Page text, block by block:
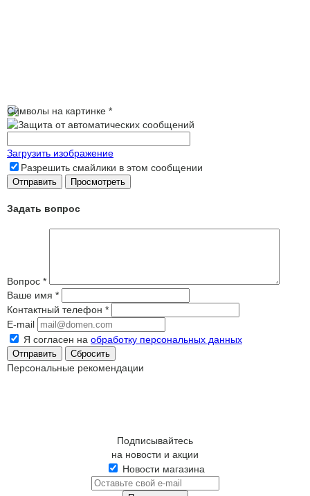
Символы на картинке *
Загрузить изображение
Разрешить смайлики в этом сообщении
Задать вопрос
Вопрос *
Ваше имя *
Контактный телефон *
E-mail
Я согласен на обработку персональных данных
Сбросить
Персональные рекомендации
Подписывайтесь
на новости и акции
Новости магазина